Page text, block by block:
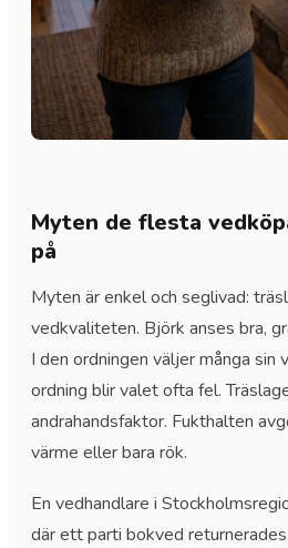
Myten de flesta
på
Myten är enkel och seglivad:
vedkvaliteten. Björk anses bra,
I den ordningen väljer många sin
ordning blir valet ofta fel.
andrahandsfaktor. Fukthalten
värme eller bara rök.
En vedhandlare i
där ett parti bokved